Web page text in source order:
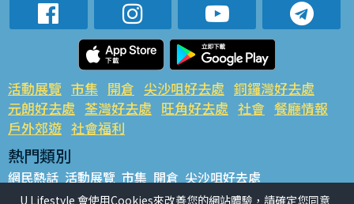
活動展覽 市集 開倉 尖沙咀好去處 銅鑼灣好去處
元朗好去處 荃灣好去處 旺角好去處 社會 餐廳情報
戶外郊遊 社會福利
熱門類別
網民熱話 活動展覽 市集 開倉 尖沙咀好去處
銅鑼灣好去處 元朗好去處 荃灣好去處 旺角好去處 社會
U Lifestyle 會使用Cookies來改善您的網站體驗，請確定您同意